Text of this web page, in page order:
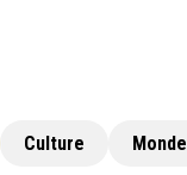
Culture Monde